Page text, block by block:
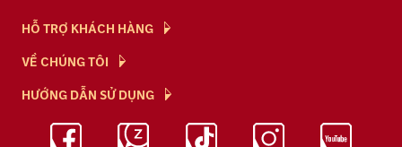
HỖ TRỢ KHÁCH HÀNG
Hỏi & Đáp
Chính Sách
Chính Sách Bảo Mật
VỀ CHÚNG TÔI
NTJ Flagship
Cửa hàng
HƯỚNG DẪN SỬ DỤNG
Bảo Quản Trang Sức